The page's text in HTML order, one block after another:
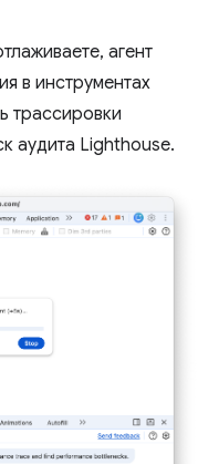
агент
в инструментах
трассировки
аудита Lighthouse.